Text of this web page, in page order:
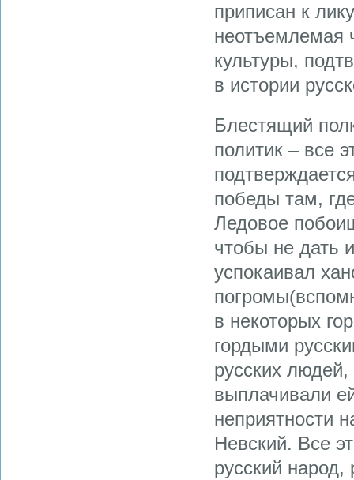
приписан к
неотъемлемая
культуры,
в истории
Блестящий
политик – все
победы там,
Ледовое
чтобы не дать
успокаивал
в некоторых
гордыми
русских
выплачивали
неприятности
Невский. Все
русский